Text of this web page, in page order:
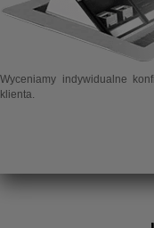
Wyceniamy indywidualne
klienta.